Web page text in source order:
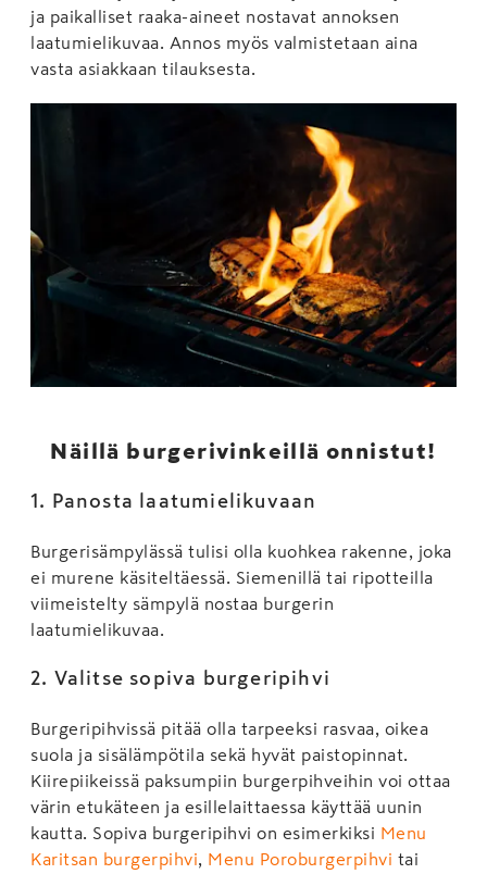
ja paikalliset raaka-aineet nostavat annoksen
laatumielikuvaa. Annos myös valmistetaan aina
vasta asiakkaan tilauksesta.
Näillä burgerivinkeillä onnistut!
1. Panosta laatumielikuvaan
Burgerisämpylässä tulisi olla kuohkea rakenne, joka
ei murene käsiteltäessä. Siemenillä tai ripotteilla
viimeistelty sämpylä nostaa burgerin
laatumielikuvaa.
2. Valitse sopiva burgeripihvi
Burgeripihvissä pitää olla tarpeeksi rasvaa, oikea
suola ja sisälämpötila sekä hyvät paistopinnat.
Kiirepiikeissä paksumpiin burgerpihveihin voi ottaa
värin etukäteen ja esillelaittaessa käyttää uunin
kautta. Sopiva burgeripihvi on esimerkiksi Menu
Karitsan burgerpihvi
Menu Poroburgerpihvi tai